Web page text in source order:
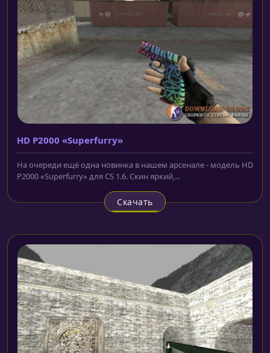
HD P2000 «Superfurry»
На очереди ещё одна новинка в нашем арсенале - модель HD
P2000 «Superfurry» для CS 1.6. Скин яркий,...
Скачать